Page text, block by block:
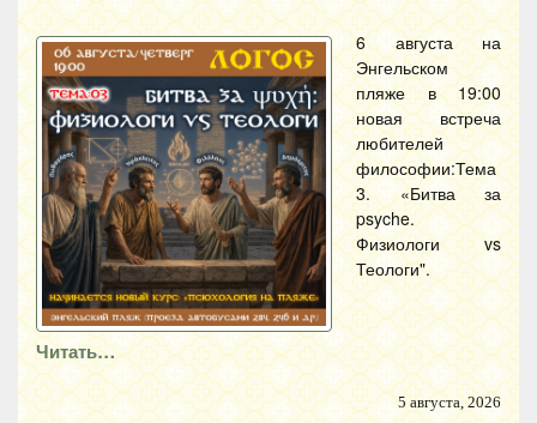
6 августа на
Энгельском
пляже в 19:00
новая встреча
любителей
философии:Тема
3. «Битва за
psyche.
Физиологи vs
Теологи".
Читать…
5 августа, 2026